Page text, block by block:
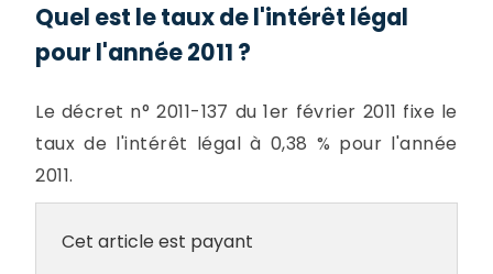
Quel est le taux de l'intérêt légal
pour l'année 2011 ?
Le décret n° 2011-137 du 1er février 2011 fixe le
taux de l'intérêt légal à 0,38 % pour l'année
2011.
Cet article est payant